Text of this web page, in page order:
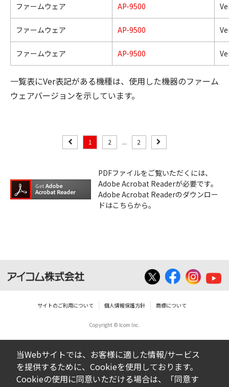
ファームウェア AP-9500
ファームウェア AP-9500
ファームウェア AP-9500
一覧表にVer表記がある機種は、使用した機器のファーム
ウェアバージョンを示しています。
1 2 ... 2
PDFファイルをご覧いただくには、
Adobe Acrobat Readerが必要です。
Adobe Acrobat Readerのダウンロー
ドはこちらから。
サイトのご利用について 個人情報保護方針 商標について
Copyright © Icom Inc.
当Webサイトでは、お客様に適した情報/サービス
を提供するために、Cookieを使用しております。
Cookieの使用に同意いただける場合は、「同意す